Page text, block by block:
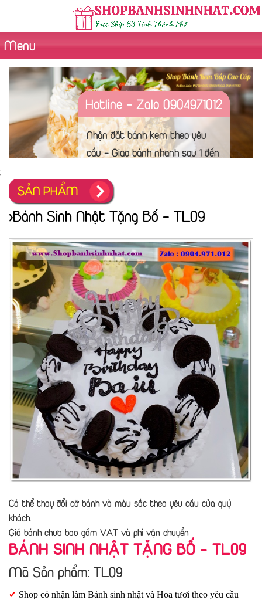
Menu
Hotline - Zalo 0904971012
Nhận đặt bánh kem theo yêu
cầu - Giao bánh nhanh sau 1 đến
trước khi giao hàng. Hình thức
thanh toán đa dạng
;
SẢN PHẨM
>Bánh Sinh Nhật Tặng Bố - TL09
Có thể thay đổi cỡ bánh và màu sắc theo yêu cầu của quý
khách.
Giá bánh chưa bao gồm VAT và phí vận chuyển
BÁNH SINH NHẬT TẶNG BỐ - TL09
Mã Sản phẩm: TL09
✔ Shop có nhận làm Bánh sinh nhật và Hoa tươi theo yêu cầu